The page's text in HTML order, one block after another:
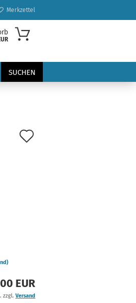
Merkzettel
SUCHEN
EUR
zzgl. Versand